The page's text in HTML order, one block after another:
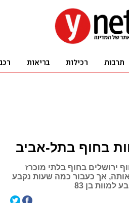
ירושלים בחוף בלתי מוכרז
אך כעבור כמה שעות נקבע
בן 83